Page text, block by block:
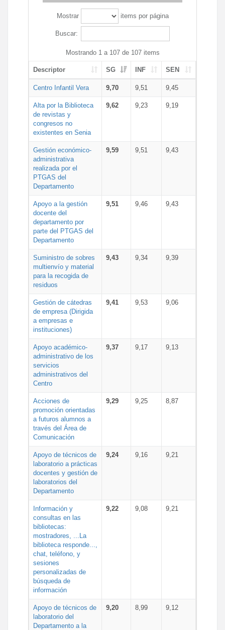
Mostrar items por página
Buscar:
Mostrando 1 a 107 de 107 items
Descriptor SG INF SEN
Centro Infantil Vera 9,70 9,51 9,45
Alta por la Biblioteca
de revistas y
congresos no
existentes en Senia
9,62 9,23 9,19
Gestión económico-
administrativa
realizada por el
PTGAS del
Departamento
9,59 9,51 9,43
Apoyo a la gestión
docente del
departamento por
parte del PTGAS del
Departamento
9,51 9,46 9,43
Suministro de sobres
multienvío y material
para la recogida de
residuos
9,43 9,34 9,39
Gestión de cátedras
de empresa (Dirigida
a empresas e
instituciones)
9,41 9,53 9,06
Apoyo académico-
administrativo de los
servicios
administrativos del
Centro
9,37 9,17 9,13
Acciones de
promoción orientadas
a futuros alumnos a
través del Área de
Comunicación
9,29 9,25 8,87
Apoyo de técnicos de
laboratorio a prácticas
docentes y gestión de
laboratorios del
Departamento
9,24 9,16 9,21
Información y
consultas en las
bibliotecas:
mostradores, ...La
biblioteca responde...,
chat, teléfono, y
sesiones
personalizadas de
búsqueda de
información
9,22 9,08 9,21
Apoyo de técnicos de
laboratorio del
Departamento a la
9,20 8,99 9,12